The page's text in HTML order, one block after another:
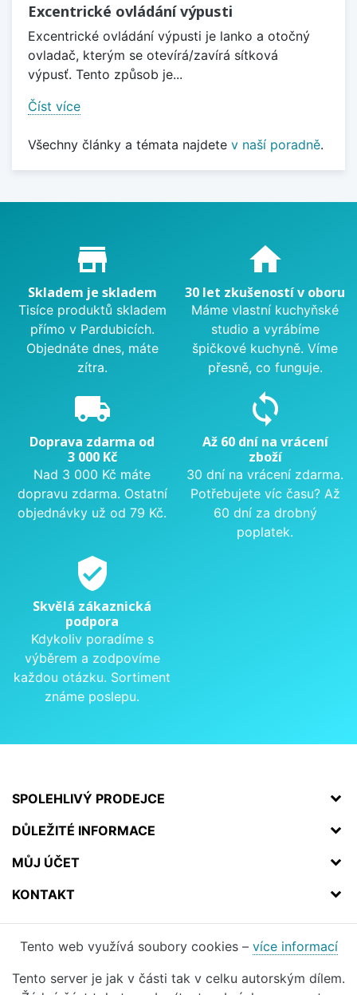
Excentrické ovládání výpusti
Excentrické ovládání výpusti je lanko a otočný
ovladač, kterým se otevírá/zavírá sítková
výpusť. Tento způsob je...
Číst více
Všechny články a témata najdete v naší poradně.
Proč nakupovat u nás?
store_mall_directory
Skladem je skladem
Tisíce produktů skladem
přímo v Pardubicích.
Objednáte dnes, máte
zítra.
home
30 let zkušeností v oboru
Máme vlastní kuchyňské
studio a vyrábíme
špičkové kuchyně. Víme
přesně, co funguje.
local_shipping
Doprava zdarma od
3 000 Kč
Nad 3 000 Kč máte
dopravu zdarma. Ostatní
objednávky už od 79 Kč.
sync
Až 60 dní na vrácení
zboží
30 dní na vrácení zdarma.
Potřebujete víc času? Až
60 dní za drobný
poplatek.
verified_user
Skvělá zákaznická
podpora
Kdykoliv poradíme s
výběrem a zodpovíme
každou otázku. Sortiment
známe poslepu.
SPOLEHLIVÝ PRODEJCE
DŮLEŽITÉ INFORMACE
MŮJ ÚČET
KONTAKT
Tento web využívá soubory cookies – více informací
Tento server je jak v části tak v celku autorským dílem.